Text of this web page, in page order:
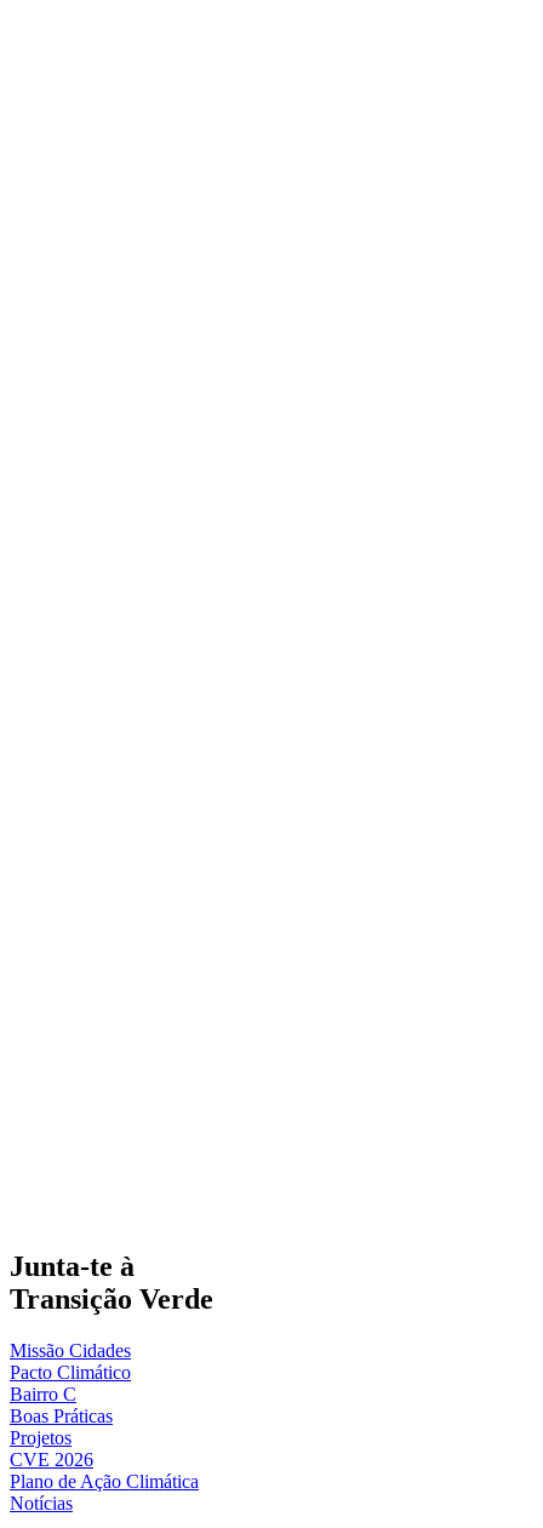
Junta-te à
Transição Verde
Missão Cidades
Pacto Climático
Bairro C
Boas Práticas
Projetos
CVE 2026
Plano de Ação Climática
Notícias